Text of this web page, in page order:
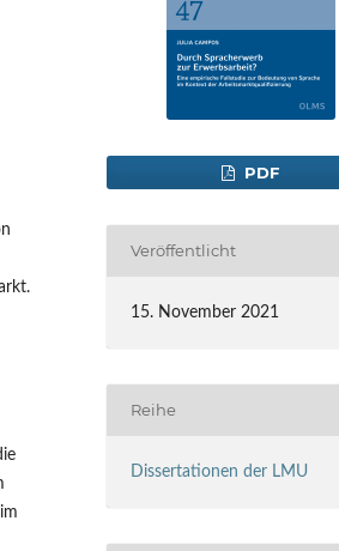
PDF
Veröffentlicht
15. November 2021
Reihe
Dissertationen der LMU